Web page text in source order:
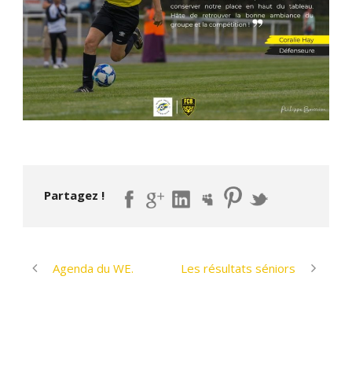
Partagez !
Agenda du WE. Les résultats séniors